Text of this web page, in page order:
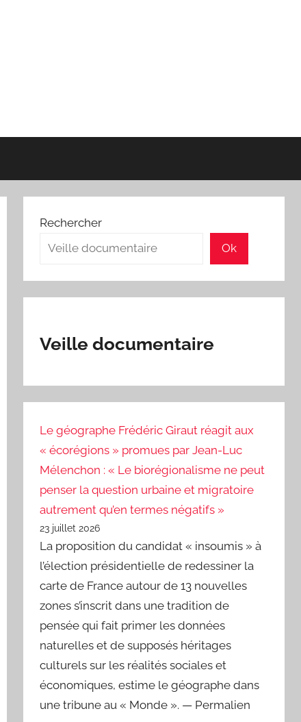
Rechercher
Ok
Veille documentaire
Le géographe Frédéric Giraut réagit aux
« écorégions » promues par Jean-Luc
Mélenchon : « Le biorégionalisme ne peut
penser la question urbaine et migratoire
autrement qu’en termes négatifs »
23 juillet 2026
La proposition du candidat « insoumis » à
l’élection présidentielle de redessiner la
carte de France autour de 13 nouvelles
zones s’inscrit dans une tradition de
pensée qui fait primer les données
naturelles et de supposés héritages
culturels sur les réalités sociales et
économiques, estime le géographe dans
une tribune au « Monde ». — Permalien